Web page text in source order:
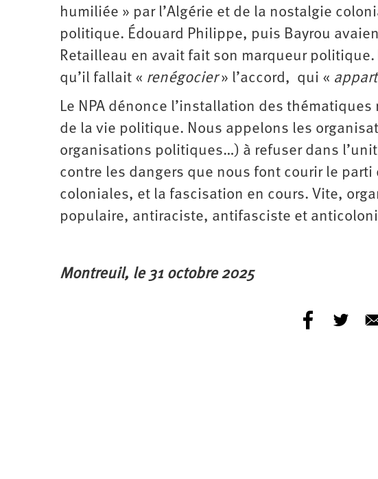
humiliée » par l’Algérie et de la nostalgie
politique. Édouard Philippe, puis Bayrou
Retailleau en avait fait son marqueur
qu’il fallait « renégocier» l’accord, qui «
Le NPA dénonce l’installation des
de la vie politique. Nous appelons les
organisations politiques…) à refuser dans
contre les dangers que nous font courir le parti
coloniales, et la fascisation en cours. Vite,
populaire, antiraciste, antifasciste et
Montreuil, le 31 octobre 2025